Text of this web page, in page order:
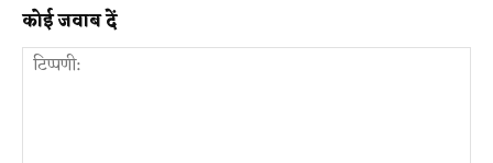
कोई जवाब दें